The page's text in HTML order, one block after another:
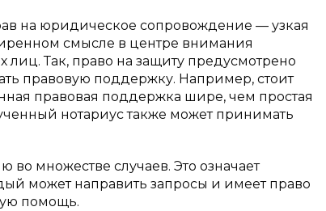
на юридическое сопровождение — узкая
смысле в центре внимания
лиц. Так, право на защиту предусмотрено
правовую поддержку. Например, стоит
правовая поддержка шире, чем простая
нотариус также может принимать
множестве случаев. Это означает
может направить запросы и имеет право
помощь.